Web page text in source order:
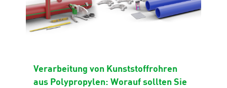
Verarbeitung von Kunststoffrohren
aus Polypropylen: Worauf sollten Sie